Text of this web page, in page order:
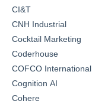
CI&T
CNH Industrial
Cocktail Marketing
Coderhouse
COFCO International
Cognition AI
Cohere